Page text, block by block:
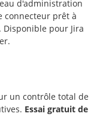
d'administration
connecteur prêt à
. Disponible pour Jira
un contrôle total de
Essai gratuit de